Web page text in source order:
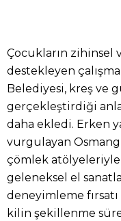
Çocukların zihinsel
destekleyen
Belediyesi, kreş ve
gerçekleştirdiği
daha ekledi. Erken
vurgulayan
çömlek
geleneksel el
deneyimleme
kilin şekillenme